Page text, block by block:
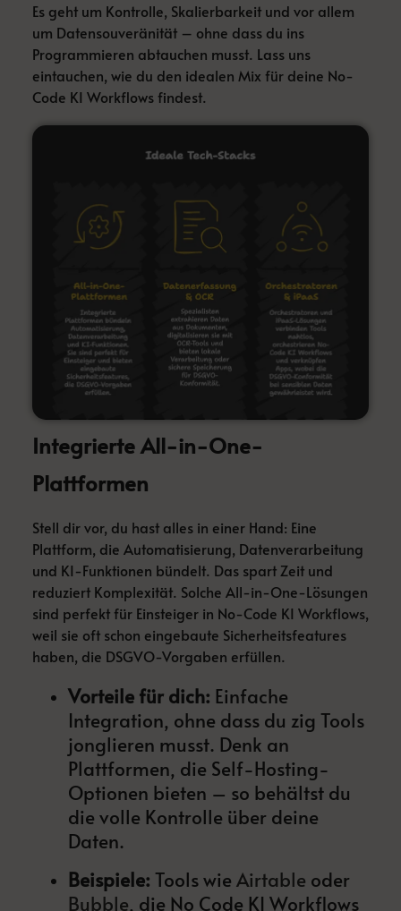
Es geht um Kontrolle, Skalierbarkeit und vor allem
um Datensouveränität – ohne dass du ins
Programmieren abtauchen musst. Lass uns
eintauchen, wie du den idealen Mix für deine No-
Code KI Workflows findest.
Integrierte All-in-One-
Plattformen
Stell dir vor, du hast alles in einer Hand: Eine
Plattform, die Automatisierung, Datenverarbeitung
und KI-Funktionen bündelt. Das spart Zeit und
reduziert Komplexität. Solche All-in-One-Lösungen
sind perfekt für Einsteiger in No-Code KI Workflows,
weil sie oft schon eingebaute Sicherheitsfeatures
haben, die DSGVO-Vorgaben erfüllen.
Vorteile für dich: Einfache
Integration, ohne dass du zig Tools
jonglieren musst. Denk an
Plattformen, die Self-Hosting-
Optionen bieten – so behältst du
die volle Kontrolle über deine
Daten.
Beispiele: Tools wie Airtable oder
Bubble, die No Code KI Workflows